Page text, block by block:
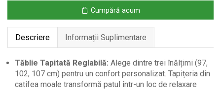
din
Catifea,
140x200
cm,
Gri
Cumpără acum
Descriere Informații Suplimentare
Tăblie Tapitată Reglabilă: Alege dintre trei înălțimi (97,
102, 107 cm) pentru un confort personalizat. Tapițeria din
catifea moale transformă patul într-un loc de relaxare